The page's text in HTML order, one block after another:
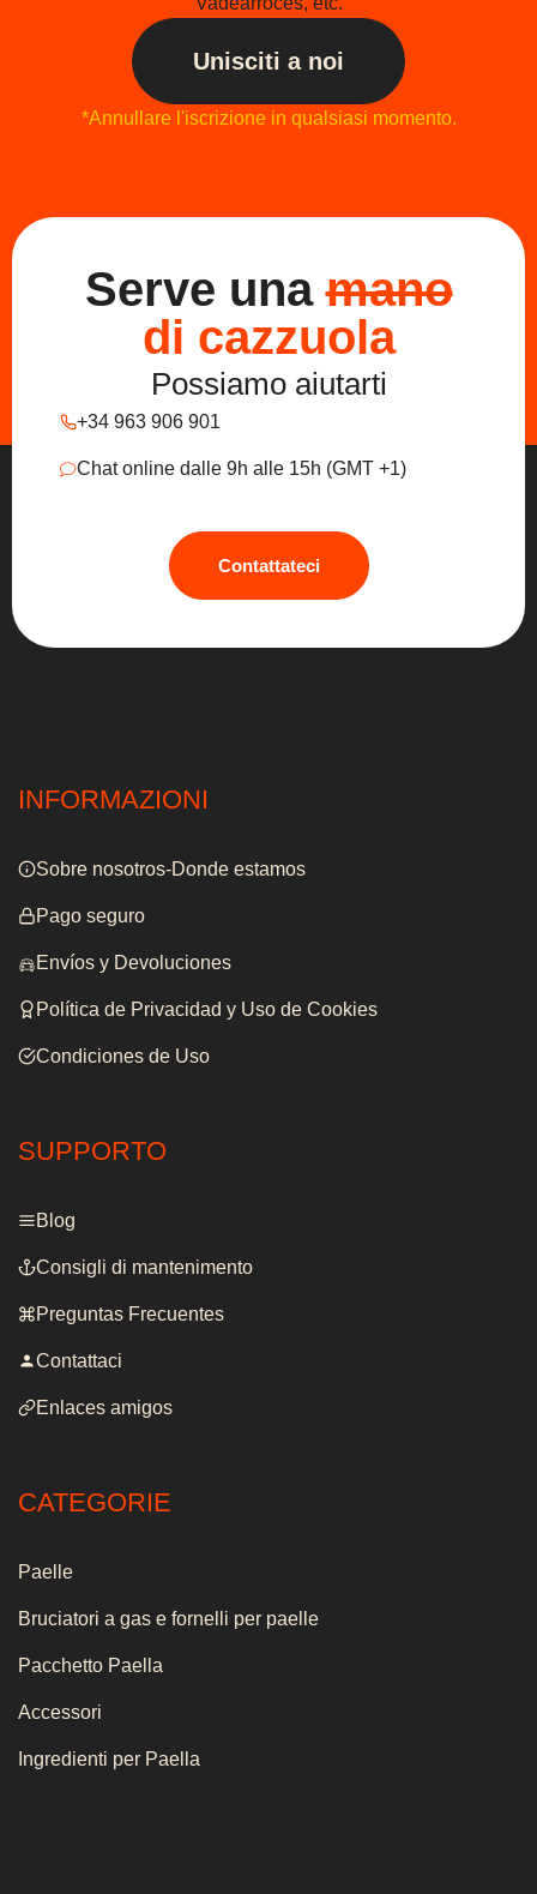
Unisciti a noi
*Annullare l'iscrizione in qualsiasi momento.
Serve unamano
di cazzuola
Possiamo aiutarti
+34 963 906 901
Chat online dalle 9h alle 15h (GMT +1)
Contattateci
INFORMAZIONI
Sobre nosotros-Donde estamos
Pago seguro
Envíos y Devoluciones
Política de Privacidad y Uso de Cookies
Condiciones de Uso
SUPPORTO
Blog
Consigli di mantenimento
Preguntas Frecuentes
Contattaci
Enlaces amigos
CATEGORIE
Paelle
Bruciatori a gas e fornelli per paelle
Pacchetto Paella
Accessori
Ingredienti per Paella